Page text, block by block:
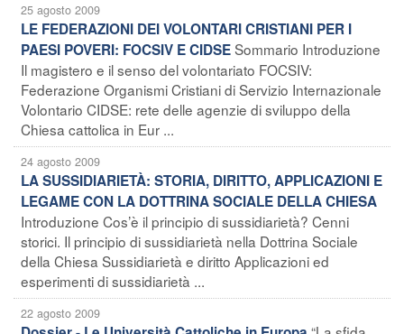
25 agosto 2009
LE FEDERAZIONI DEI VOLONTARI CRISTIANI PER I
PAESI POVERI: FOCSIV E CIDSESommario Introduzione
Il magistero e il senso del volontariato FOCSIV:
Federazione Organismi Cristiani di Servizio Internazionale
Volontario CIDSE: rete delle agenzie di sviluppo della
Chiesa cattolica in Eur ...
24 agosto 2009
LA SUSSIDIARIETÀ: STORIA, DIRITTO, APPLICAZIONI E
LEGAME CON LA DOTTRINA SOCIALE DELLA CHIESA
Introduzione Cos’è il principio di sussidiarietà? Cenni
storici. Il principio di sussidiarietà nella Dottrina Sociale
della Chiesa Sussidiarietà e diritto Applicazioni ed
esperimenti di sussidiarietà ...
22 agosto 2009